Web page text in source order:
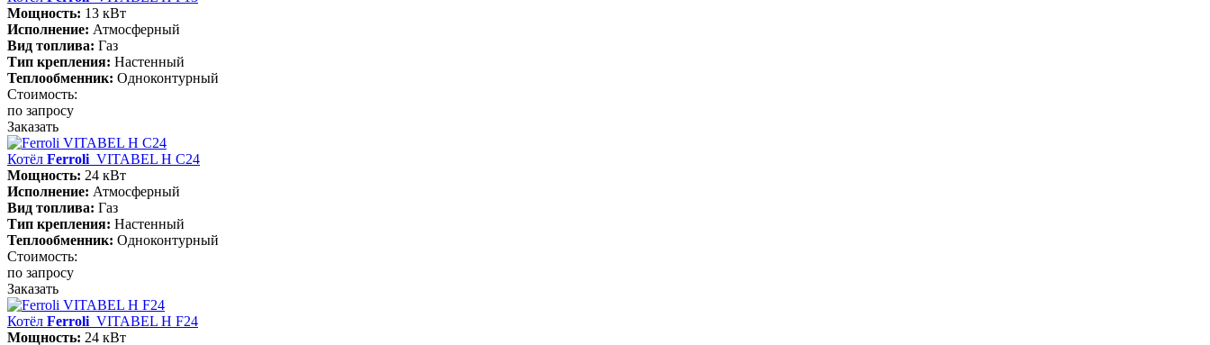
Мощность: 13 кВт
Исполнение: Атмосферный
Вид топлива: Газ
Тип крепления: Настенный
Теплообменник: Одноконтурный
Стоимость:
по запросу
Заказать
Котёл Ferroli VITABEL H С24
Мощность: 24 кВт
Исполнение: Атмосферный
Вид топлива: Газ
Тип крепления: Настенный
Теплообменник: Одноконтурный
Стоимость:
по запросу
Заказать
Котёл Ferroli VITABEL H F24
Мощность: 24 кВт